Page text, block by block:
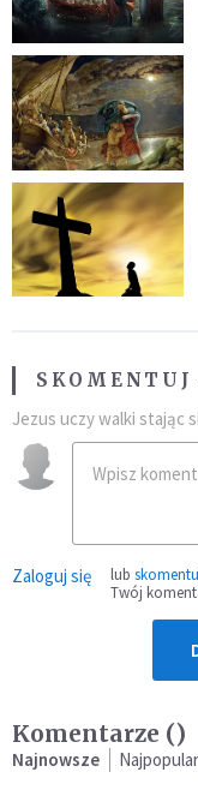
Jezus uczy walki stając
Zaloguj się lub
Twój
Komentarze ()
Najnowsze